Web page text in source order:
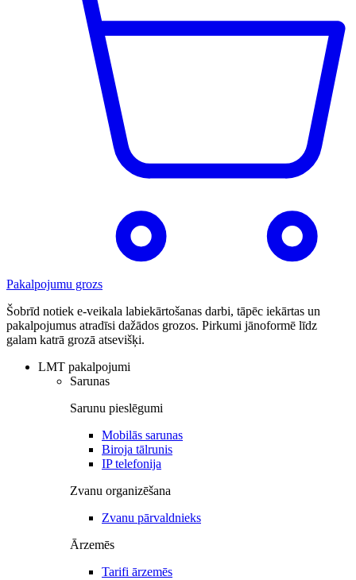
Pakalpojumu grozs
Šobrīd notiek e-veikala labiekārtošanas darbi, tāpēc iekārtas un
pakalpojumus atradīsi dažādos grozos. Pirkumi jānoformē līdz
galam katrā grozā atsevišķi.
LMT pakalpojumi
Sarunas
Sarunu pieslēgumi
Mobilās sarunas
Biroja tālrunis
IP telefonija
Zvanu organizēšana
Zvanu pārvaldnieks
Ārzemēs
Tarifi ārzemēs